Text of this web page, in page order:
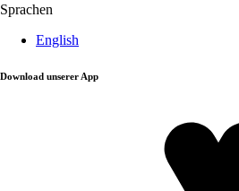
Sprachen
English
Download unserer App